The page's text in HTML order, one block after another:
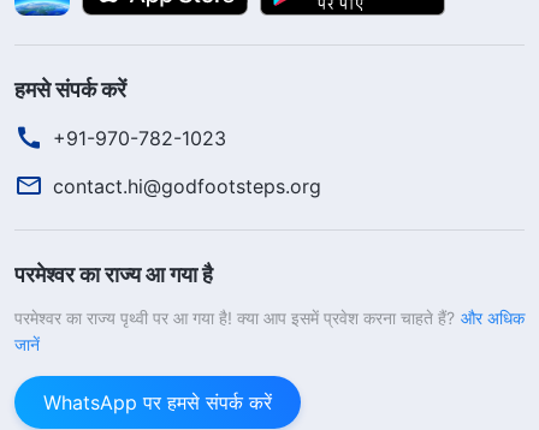
हमसे संपर्क करें
+91-970-782-1023
contact.hi@godfootsteps.org
परमेश्वर का राज्य आ गया है
परमेश्वर का राज्य पृथ्वी पर आ गया है! क्या आप इसमें प्रवेश करना चाहते हैं? और अधिक
जानें
WhatsApp पर हमसे संपर्क करें